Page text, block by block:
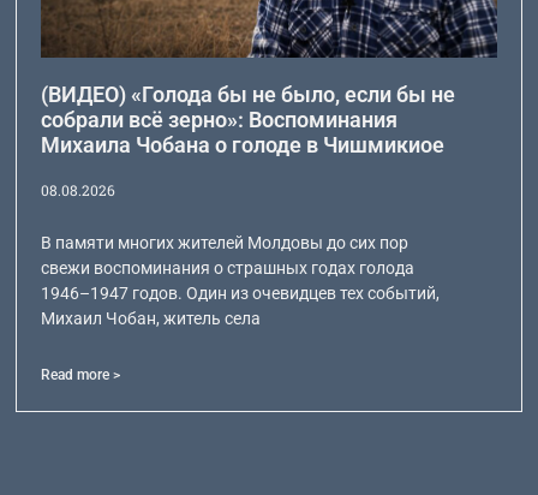
(ВИДЕО) «Голода бы не было, если бы не
собрали всё зерно»: Воспоминания
Михаила Чобана о голоде в Чишмикиое
08.08.2026
В памяти многих жителей Молдовы до сих пор
свежи воспоминания о страшных годах голода
1946–1947 годов. Один из очевидцев тех событий,
Михаил Чобан, житель села
Read more >